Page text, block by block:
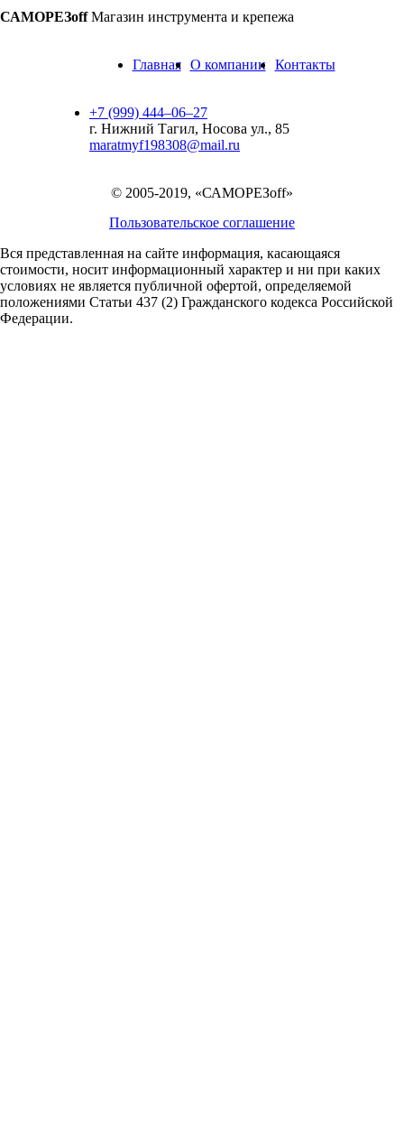
САМОРЕЗoff Магазин инструмента и крепежа
Главная О компании Контакты
+7 (999) 444‒06‒27
г. Нижний Тагил, Носова ул., 85
maratmyf198308@mail.ru
© 2005-2019, «САМОРЕЗoff»
Пользовательское соглашение
Вся представленная на сайте информация, касающаяся
стоимости, носит информационный характер и ни при каких
условиях не является публичной офертой, определяемой
положениями Статьи 437 (2) Гражданского кодекса Российской
Федерации.